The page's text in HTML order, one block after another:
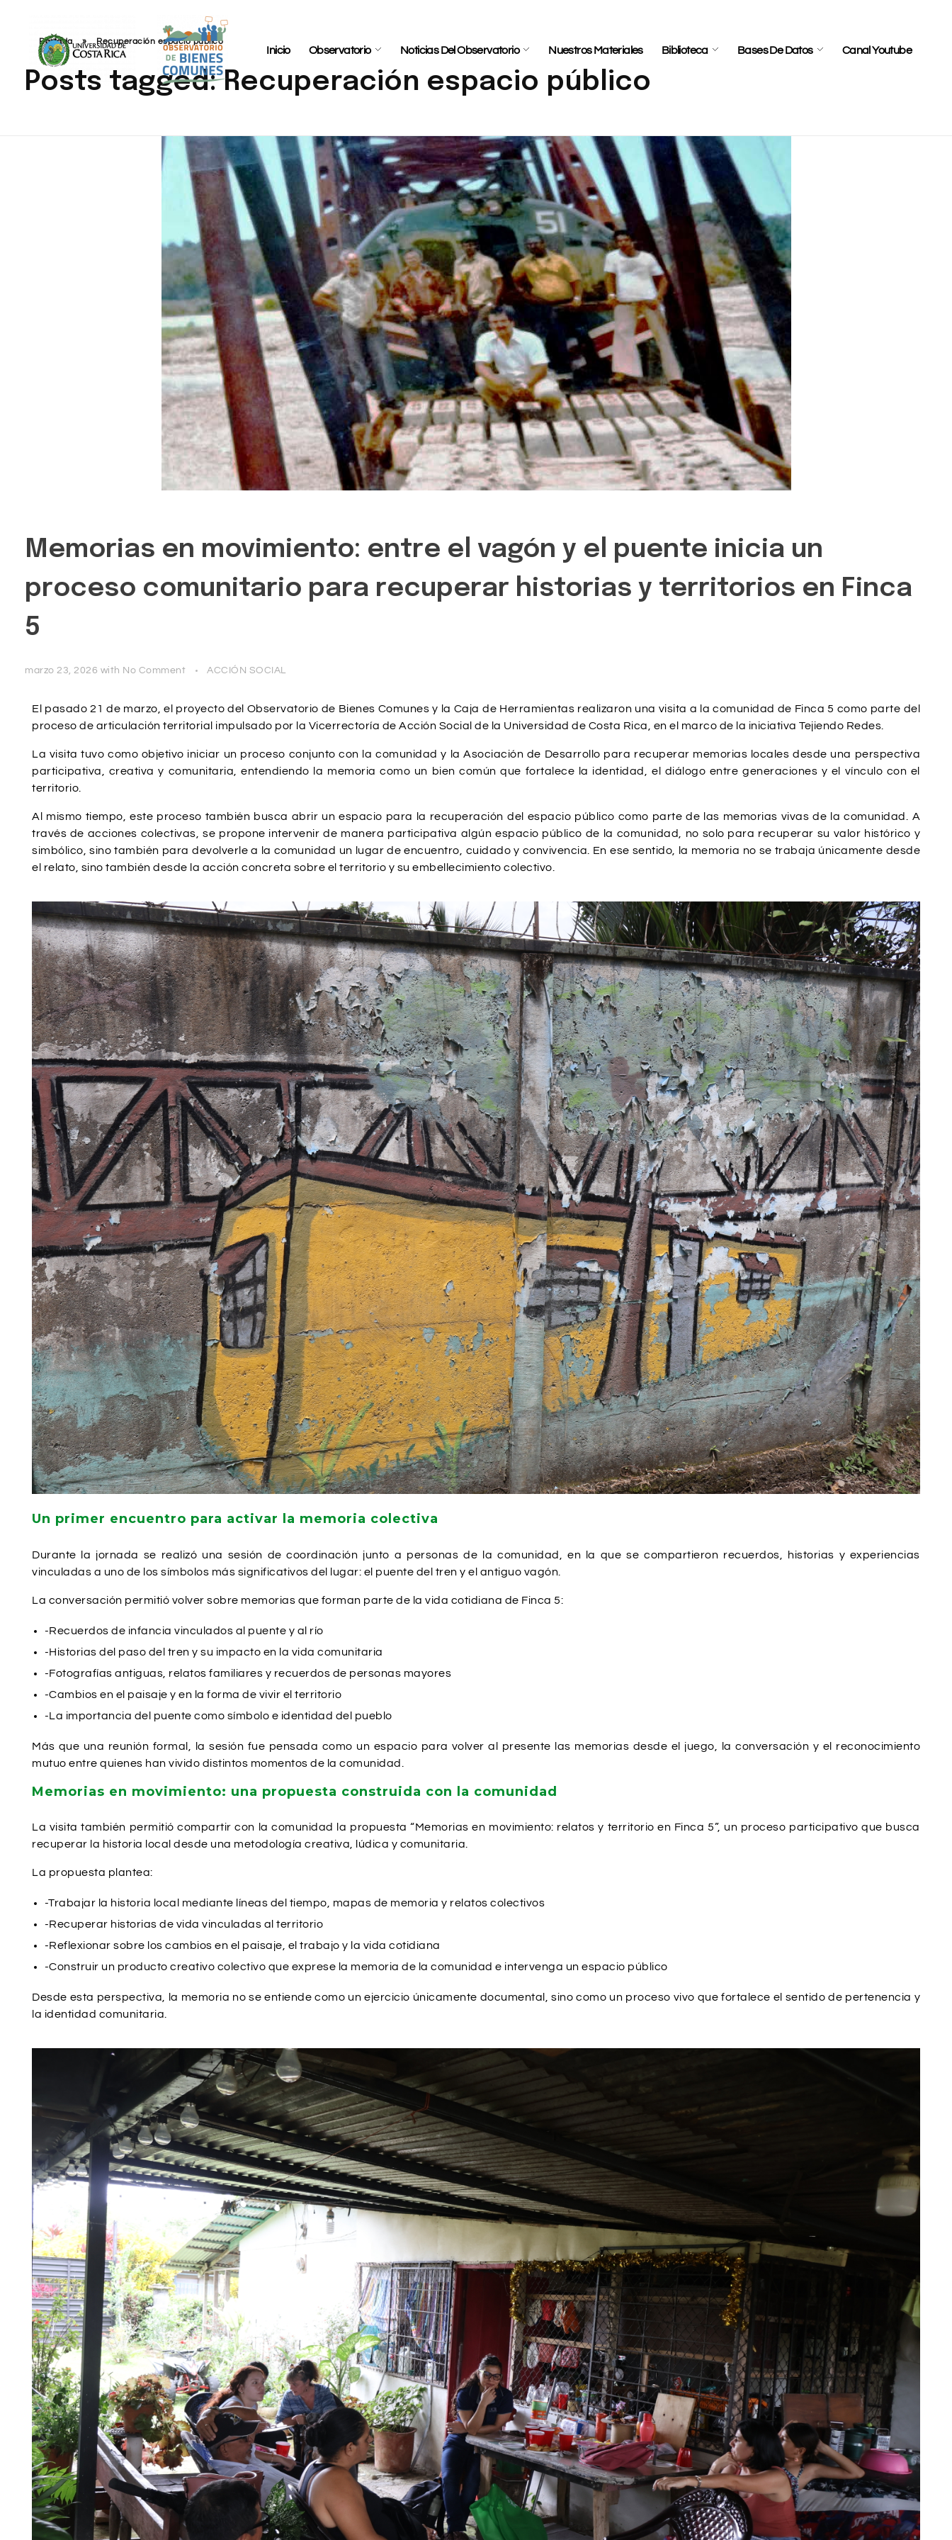
Inicio Observatorio Noticias Del Observatorio Nuestros Materiales Biblioteca Bases De Datos Canal Youtube
Portada » Recuperación espacio público
Posts tagged: Recuperación espacio público
Memorias en movimiento: entre el vagón y el puente inicia un
proceso comunitario para recuperar historias y territorios en Finca
5
marzo 23, 2026 with No Comment ACCIÓN SOCIAL
El pasado 21 de marzo, el proyecto del Observatorio de Bienes Comunes y la Caja de Herramientas realizaron una visita a la comunidad de Finca 5 como parte del
proceso de articulación territorial impulsado por la Vicerrectoría de Acción Social de la Universidad de Costa Rica, en el marco de la iniciativa Tejiendo Redes.
La visita tuvo como objetivo iniciar un proceso conjunto con la comunidad y la Asociación de Desarrollo para recuperar memorias locales desde una perspectiva
participativa, creativa y comunitaria, entendiendo la memoria como un bien común que fortalece la identidad, el diálogo entre generaciones y el vínculo con el
territorio.
Al mismo tiempo, este proceso también busca abrir un espacio para la recuperación del espacio público como parte de las memorias vivas de la comunidad. A
través de acciones colectivas, se propone intervenir de manera participativa algún espacio público de la comunidad, no solo para recuperar su valor histórico y
simbólico, sino también para devolverle a la comunidad un lugar de encuentro, cuidado y convivencia. En ese sentido, la memoria no se trabaja únicamente desde
el relato, sino también desde la acción concreta sobre el territorio y su embellecimiento colectivo.
Un primer encuentro para activar la memoria colectiva
Durante la jornada se realizó una sesión de coordinación junto a personas de la comunidad, en la que se compartieron recuerdos, historias y experiencias
vinculadas a uno de los símbolos más significativos del lugar: el puente del tren y el antiguo vagón.
La conversación permitió volver sobre memorias que forman parte de la vida cotidiana de Finca 5:
-Recuerdos de infancia vinculados al puente y al río
-Historias del paso del tren y su impacto en la vida comunitaria
-Fotografías antiguas, relatos familiares y recuerdos de personas mayores
-Cambios en el paisaje y en la forma de vivir el territorio
-La importancia del puente como símbolo e identidad del pueblo
Más que una reunión formal, la sesión fue pensada como un espacio para volver al presente las memorias desde el juego, la conversación y el reconocimiento
mutuo entre quienes han vivido distintos momentos de la comunidad.
Memorias en movimiento: una propuesta construida con la comunidad
La visita también permitió compartir con la comunidad la propuesta “Memorias en movimiento: relatos y territorio en Finca 5”, un proceso participativo que busca
recuperar la historia local desde una metodología creativa, lúdica y comunitaria.
La propuesta plantea:
-Trabajar la historia local mediante líneas del tiempo, mapas de memoria y relatos colectivos
-Recuperar historias de vida vinculadas al territorio
-Reflexionar sobre los cambios en el paisaje, el trabajo y la vida cotidiana
-Construir un producto creativo colectivo que exprese la memoria de la comunidad e intervenga un espacio público
Desde esta perspectiva, la memoria no se entiende como un ejercicio únicamente documental, sino como un proceso vivo que fortalece el sentido de pertenencia y
la identidad comunitaria.